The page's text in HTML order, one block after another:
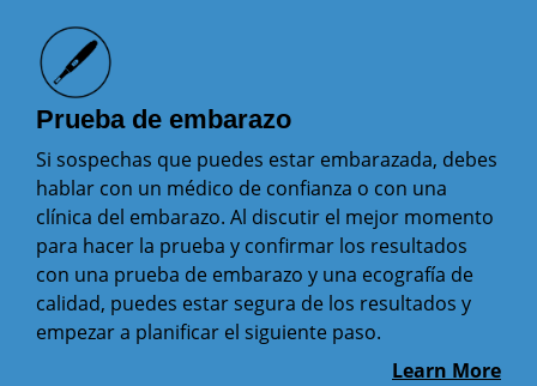
Prueba de embarazo
Si sospechas que puedes estar embarazada, debes
hablar con un médico de confianza o con una
clínica del embarazo. Al discutir el mejor momento
para hacer la prueba y confirmar los resultados
con una prueba de embarazo y una ecografía de
calidad, puedes estar segura de los resultados y
empezar a planificar el siguiente paso.
Learn More